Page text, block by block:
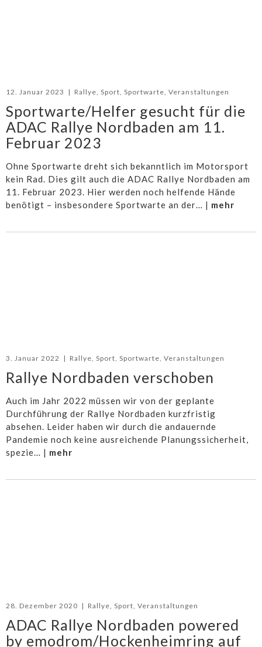
12. Januar 2023 | Rallye, Sport, Sportwarte, Veranstaltungen
Sportwarte/Helfer gesucht für die
ADAC Rallye Nordbaden am 11.
Februar 2023
Ohne Sportwarte dreht sich bekanntlich im Motorsport
kein Rad. Dies gilt auch die ADAC Rallye Nordbaden am
11. Februar 2023. Hier werden noch helfende Hände
benötigt – insbesondere Sportwarte an der… | mehr
3. Januar 2022 | Rallye, Sport, Sportwarte, Veranstaltungen
Rallye Nordbaden verschoben
Auch im Jahr 2022 müssen wir von der geplante
Durchführung der Rallye Nordbaden kurzfristig
absehen. Leider haben wir durch die andauernde
Pandemie noch keine ausreichende Planungssicherheit,
spezie… | mehr
28. Dezember 2020 | Rallye, Sport, Veranstaltungen
ADAC Rallye Nordbaden powered
by emodrom/Hockenheimring auf